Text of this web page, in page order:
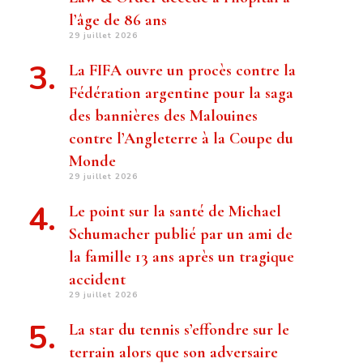
l’âge de 86 ans
29 juillet 2026
La FIFA ouvre un procès contre la
Fédération argentine pour la saga
des bannières des Malouines
contre l’Angleterre à la Coupe du
Monde
29 juillet 2026
Le point sur la santé de Michael
Schumacher publié par un ami de
la famille 13 ans après un tragique
accident
29 juillet 2026
La star du tennis s’effondre sur le
terrain alors que son adversaire